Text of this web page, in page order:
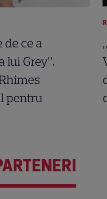
de ce a
lui Grey”.
pentru